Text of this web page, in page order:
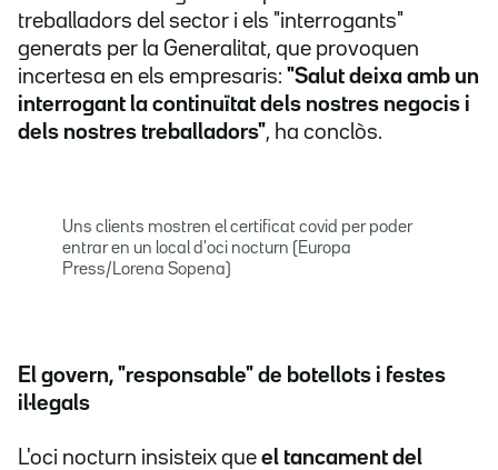
treballadors del sector i els "interrogants"
generats per la Generalitat, que provoquen
incertesa en els empresaris: "Salut deixa amb un
interrogant la continuïtat dels nostres negocis i
dels nostres treballadors", ha conclòs.
Uns clients mostren el certificat covid per poder
entrar en un local d'oci nocturn (Europa
Press/Lorena Sopena)
El govern, "responsable" de botellots i festes
il·legals
L'oci nocturn insisteix que el tancament del